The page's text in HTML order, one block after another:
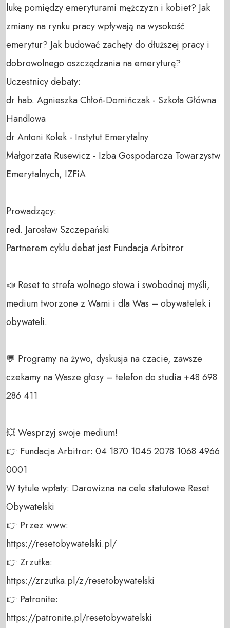
lukę pomiędzy emeryturami mężczyzn i kobiet? Jak
zmiany na rynku pracy wpływają na wysokość
emerytur? Jak budować zachęty do dłuższej pracy i
dobrowolnego oszczędzania na emeryturę?
Uczestnicy debaty:
dr hab. Agnieszka Chłoń-Domińczak - Szkoła Główna
Handlowa
dr Antoni Kolek - Instytut Emerytalny
Małgorzata Rusewicz - Izba Gospodarcza Towarzystw
Emerytalnych, IZFiA
Prowadzący:
red. Jarosław Szczepański
Partnerem cyklu debat jest Fundacja Arbitror
📣 Reset to strefa wolnego słowa i swobodnej myśli,
medium tworzone z Wami i dla Was – obywatelek i
obywateli.
💬 Programy na żywo, dyskusja na czacie, zawsze
czekamy na Wasze głosy – telefon do studia +48 698
286 411
💥 Wesprzyj swoje medium!
👉 Fundacja Arbitror: 04 1870 1045 2078 1068 4966
0001
W tytule wpłaty: Darowizna na cele statutowe Reset
Obywatelski
👉 Przez www:
https://resetobywatelski.pl/
👉 Zrzutka:
https://zrzutka.pl/z/resetobywatelski
👉 Patronite:
https://patronite.pl/resetobywatelski